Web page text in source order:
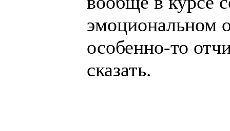
эмоциональном
особенно-то
сказать.